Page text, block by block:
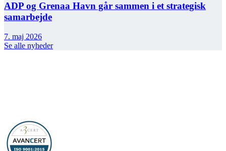
ADP og Grenaa Havn går sammen i et strategisk
samarbejde
7. maj 2026
Se alle nyheder